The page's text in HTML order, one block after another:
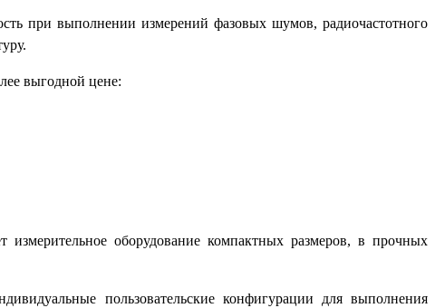
при выполнении измерений фазовых шумов, радиочастотного
выгодной цене:
оборудование компактных размеров, в прочных
пользовательские конфигурации для выполнения